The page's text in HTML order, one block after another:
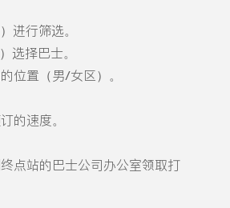
进行筛选。
选择巴士。
位置（男/女区）。
的速度。
点站的巴士公司办公室领取打